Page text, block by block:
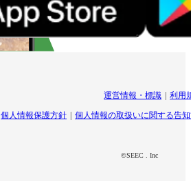
運営情報・標識 利用
個人情報保護方針 個人情報の取扱いに関する告
©SEEC . Inc